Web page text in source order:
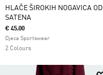
HLAČE ŠIROKIH NOGAVICA OD
SATENA
€ 45.00
Djeca Sportswear
2 Colours